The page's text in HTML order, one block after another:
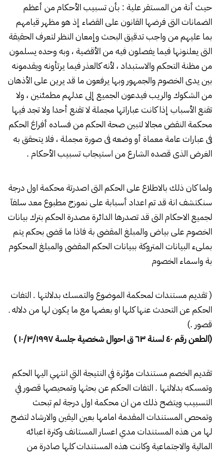
حيث أنة من المستقر علية : بأن تسبيب الأحكام من أعظم
الضمانات التى فرضها القانون على القضاء إذ هو مظهر قيامهم
بما عليهم من واجب تدقيق البحث وإمعان النظر لتعرف الحقيقة
التى يعلنونها فيما يفصلون فيه من الأقضية ، وبه وحده يسلمون
من مظنة التحكم والاستبداد ، لأنه كالعذر فيما يرتأونه ويقدمونه
بين يدى الخصوم والجمهور وبها يرفعون ما قد يرين على الأذهان
من الشكوك والريب فيدعون الجميع إلى عدلهم مطمئنين ، ولا
تقنع الأسباب إذا كانت عباراتها مجملة لا تقنع أحدا ولا تجد فيها
محكمة النقض مجالا لتبين صحة الحكم من فساده أفراغ الحكم
فى عبارات عامة معماة أو وضعه فى صورة مجملة ، فلا يتحقق به
الغرض الذى قصده الشارع من استيجاب تسبيب الأحكام .
ولما كان ذلك بالاطلاع على الحكم التى اصدرتة محكمة اول درجة
سنكتشف انة قد تم اعداد أسبابة على نموزج مطبوع معد سلفآ
لجميع الاحكام التى قد تصدرها الدائرة مصدرة الحكم بترك بيانات
الخصوم على بياض والمبلغ المقضى بة فاذا ما قضى بحكم يتم
بملىء البيانات المتروكة ببيانات الحكم المقضى والمبلغ المحكوم
بة واسماء الخصوم
( تقديم مستندات لمحكمة الموضوع والتمسك بدلالتها . التفات
الحكم عن التحدث عنها كلها او بعضها مع ما يكون لها من دلاله ـ
قصور .)
(الطعن رقم ٤۰ لسنة ٦۳ ق احوال شخصية جلسة۱۰/۳/۱۹۹۷ )
تقديم الخصم مستندات مؤثرة في النتيجة التي انتهي اليها الحكم
وتمسكه بدلالتها . التفات الحكم عن بحثها وتمحيصها قصور في
التسبيب ويتضح ذلك من ان محكمة اول درجة لم تبحث
وتمحص المستندات المقدمة امامها بعين اليقين والارشاد لتضح
لها من هذه المستندات مدي اعسار المستانف وكثرة اعبائه
المالية والاجتماعية وكانت هذه المستندات كلها صادرة من